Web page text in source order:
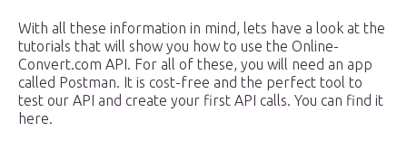
With all these information in mind, lets have a look at the
tutorials that will show you how to use the Online-
Convert.com API. For all of these, you will need an app
called Postman. It is cost-free and the perfect tool to
test our API and create your first API calls. You can find it
here.